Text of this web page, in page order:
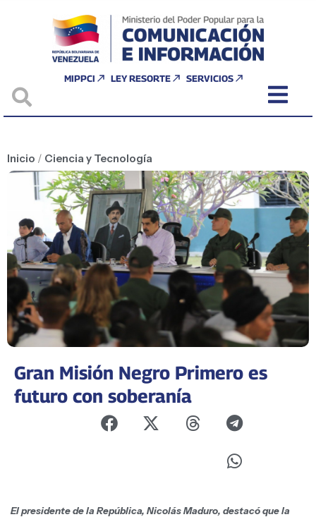
MIPPCI LEY RESORTE SERVICIOS
Inicio / Ciencia y Tecnología
Gran Misión Negro Primero es
futuro con soberanía
El presidente de la República, Nicolás Maduro, destacó que la